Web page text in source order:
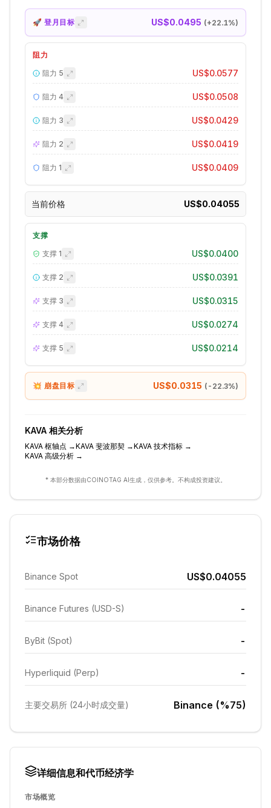
🚀 登月目标 US$0.0495 (+22.1%)
阻力
阻力 5 US$0.0577
阻力 4 US$0.0508
阻力 3 US$0.0429
阻力 2 US$0.0419
阻力 1 US$0.0409
当前价格 US$0.04055
支撑
支撑 1 US$0.0400
支撑 2 US$0.0391
支撑 3 US$0.0315
支撑 4 US$0.0274
支撑 5 US$0.0214
💥 崩盘目标 US$0.0315 ( -22.3%)
KAVA 相关分析
KAVA 枢轴点 →KAVA 斐波那契 →KAVA 技术指标 →
KAVA 高级分析 →
* 本部分数据由COINOTAG AI生成，仅供参考。不构成投资建议。
市场价格
Binance Spot US$0.04055
Binance Futures (USD-S) -
ByBit (Spot) -
Hyperliquid (Perp) -
主要交易所 (24小时成交量) Binance (%75)
详细信息和代币经济学
市场概览